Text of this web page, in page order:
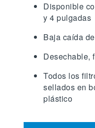
Disponible
y 4 pulgadas
Baja caída
Desechable,
Todos los
sellados en
plástico